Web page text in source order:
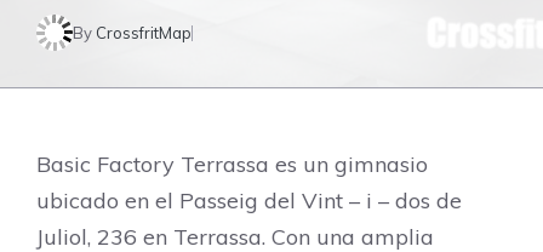
By CrossfritMap
Basic Factory Terrassa es un gimnasio
ubicado en el Passeig del Vint – i – dos de
Juliol, 236 en Terrassa. Con una amplia